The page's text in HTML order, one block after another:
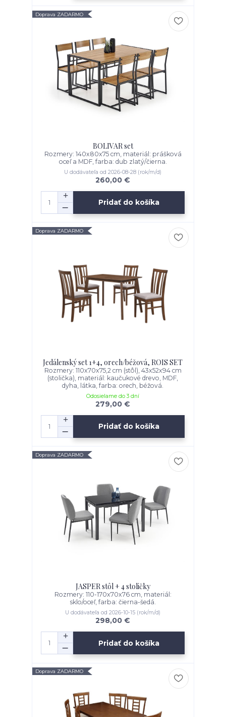
Doprava ZADARMO
BOLIVAR set
Rozmery: 140x80x75 cm, materiál: prášková
oceľ a MDF, farba: dub zlatý/čierna.
260,00 €
U dodávateľa od 2026-08-28 (rok/m/d)
Pridať do košíka
Doprava ZADARMO
Jedálenský set 1+4, orech/béžová, ROIS SET
Rozmery: 110x70x75,2 cm (stôl), 43x52x94 cm
(stolička), materiál: kaučukové drevo, MDF,
dyha, látka, farba: orech, béžová.
279,00 €
Odosielame do 3 dní
Pridať do košíka
Doprava ZADARMO
JASPER stôl + 4 stoličky
Rozmery: 110-170x70x76 cm, materiál:
sklo/oceľ, farba: čierna-šedá.
298,00 €
U dodávateľa od 2026-10-15 (rok/m/d)
Pridať do košíka
Doprava ZADARMO